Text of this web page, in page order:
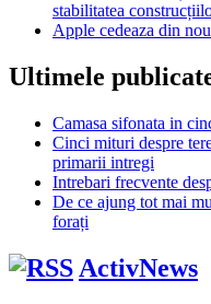
stabilitatea
Apple cedeaza din
Ultimele
Camasa sifonata in
Cinci mituri despre
primarii intregi
Intrebari frecvente
De ce ajung tot mai
forați
ActivNews